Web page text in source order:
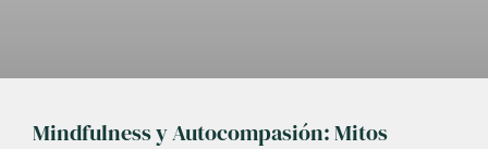
Mindfulness y Autocompasión: Mitos